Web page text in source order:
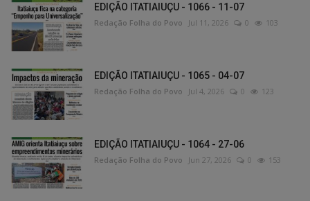
EDIÇÃO ITATIAIUÇU - 1066 - 11-07
Redação Folha do Povo Jul 11, 2026 0 103
EDIÇÃO ITATIAIUÇU - 1065 - 04-07
Redação Folha do Povo Jul 4, 2026 0 123
EDIÇÃO ITATIAIUÇU - 1064 - 27-06
Redação Folha do Povo Jun 27, 2026 0 153